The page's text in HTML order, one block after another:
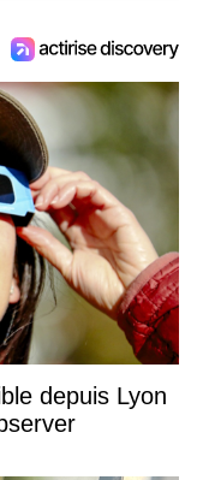
depuis Lyon